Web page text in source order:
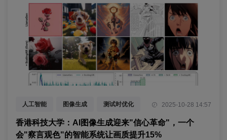
人工智能 图像生成 测试时优化 2025-10-28 14:57
香港科技大学：AI图像生成迎来"信心革命"，一个
会"察言观色"的智能系统让画质提升15%